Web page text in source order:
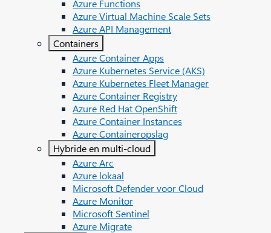
Azure Functions
Azure Virtual Machine Scale Sets
Azure API Management
Containers
Azure Container Apps
Azure Kubernetes Service (AKS)
Azure Kubernetes Fleet Manager
Azure Container Registry
Azure Red Hat OpenShift
Azure Container Instances
Azure Containeropslag
Hybride en multi-cloud
Azure Arc​
Azure lokaal
Microsoft Defender voor Cloud
Azure Monitor
Microsoft Sentinel
Azure Migrate